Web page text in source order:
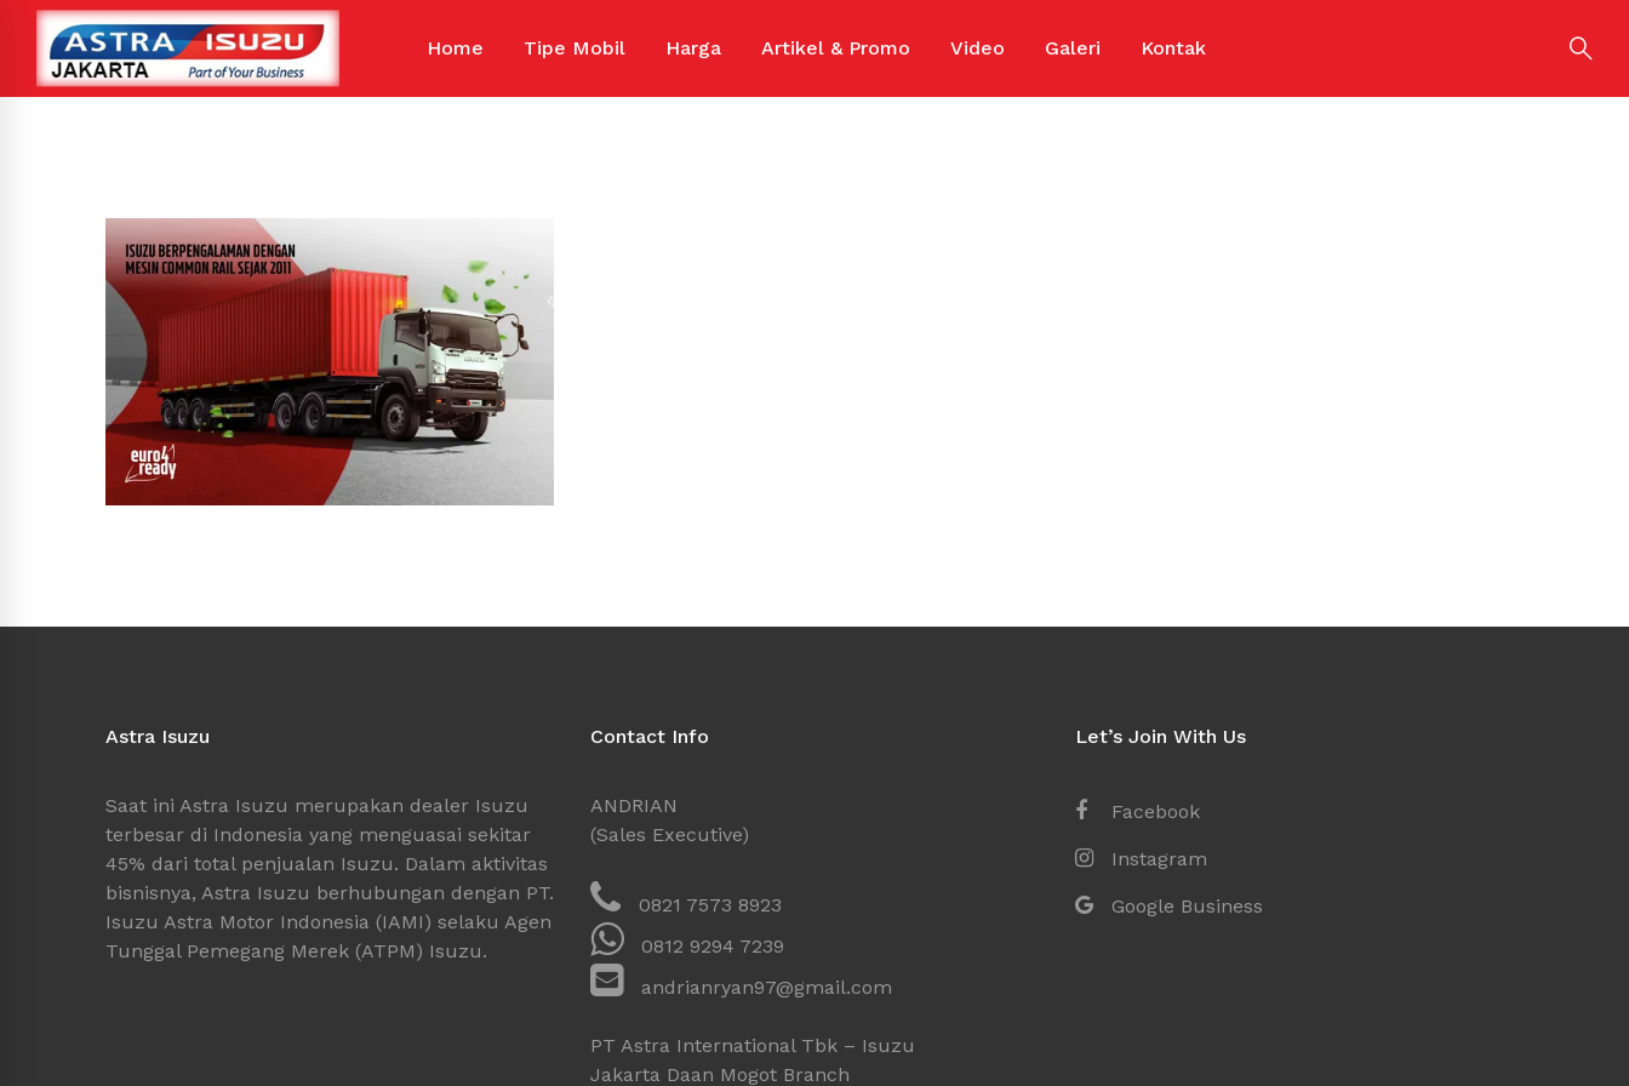
Home Tipe Mobil Harga Artikel & Promo Video Galeri Kontak
Astra Isuzu
Saat ini Astra Isuzu merupakan dealer Isuzu
terbesar di Indonesia yang menguasai sekitar
45% dari total penjualan Isuzu. Dalam aktivitas
bisnisnya, Astra Isuzu berhubungan dengan PT.
Isuzu Astra Motor Indonesia (IAMI) selaku Agen
Tunggal Pemegang Merek (ATPM) Isuzu.
Contact Info
ANDRIAN
(Sales Executive)
0821 7573 8923
0812 9294 7239
andrianryan97@gmail.com
PT Astra International Tbk – Isuzu
Jakarta Daan Mogot Branch
Let’s Join With Us
Facebook
Instagram
Google Business